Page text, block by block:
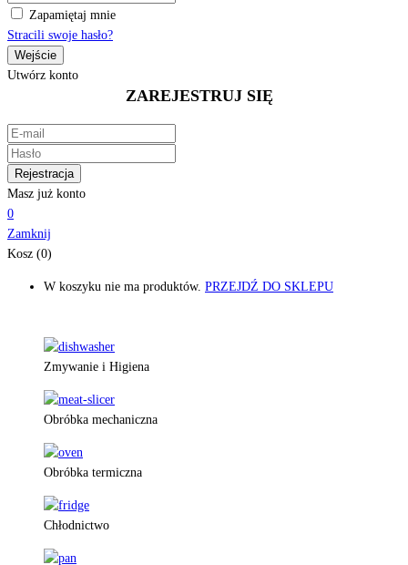
Zapamiętaj mnie
Stracili swoje hasło?
Utwórz konto
ZAREJESTRUJ SIĘ
Masz już konto
0
Zamknij
Kosz (0)
W koszyku nie ma produktów. PRZEJDŹ DO SKLEPU
Zmywanie i Higiena
Obróbka mechaniczna
Obróbka termiczna
Chłodnictwo